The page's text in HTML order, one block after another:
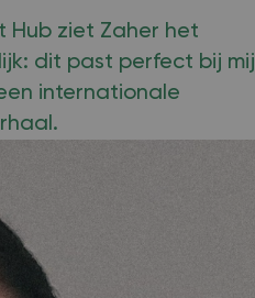
Hub ziet Zaher het
dit past perfect bij
internationale